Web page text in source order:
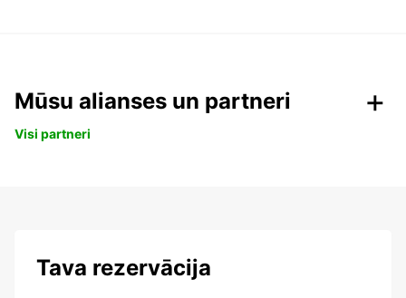
Mūsu alianses un partneri
Visi partneri
Tava rezervācija